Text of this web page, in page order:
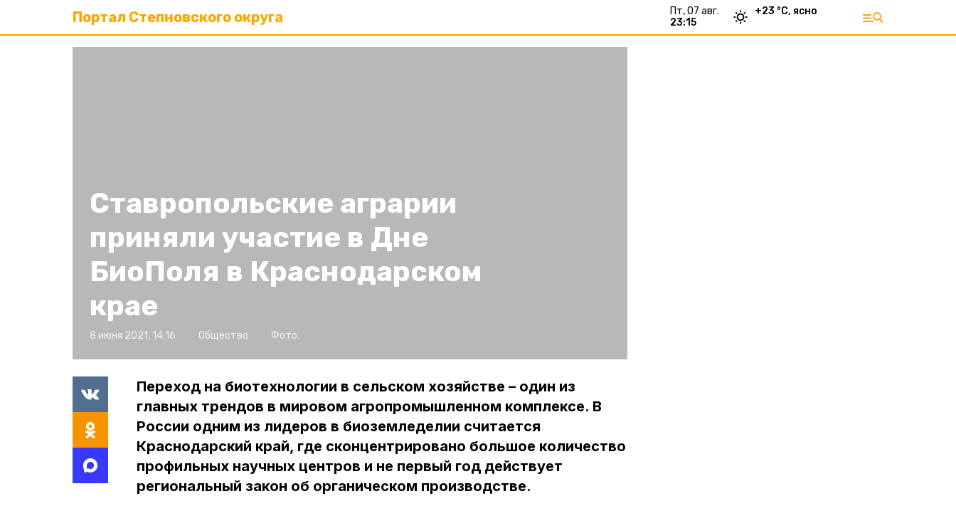
Портал Степновского округа
пт, 07 авг.
23:15
+23 °С, ясно
Ставропольские аграрии
приняли участие в Дне
БиоПоля в Краснодарском
крае
8 июня 2021, 14:16 Общество Фото:
Переход на биотехнологии в сельском хозяйстве – один из
главных трендов в мировом агропромышленном комплексе. В
России одним из лидеров в биоземледелии считается
Краснодарский край, где сконцентрировано большое количество
профильных научных центров и не первый год действует
региональный закон об органическом производстве.